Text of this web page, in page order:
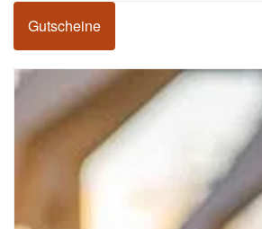
Gutscheine